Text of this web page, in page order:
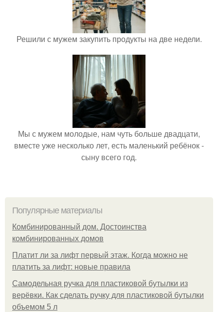
Решили с мужем закупить продукты на две недели.
Мы с мужем молодые, нам чуть больше двадцати,
вместе уже несколько лет, есть маленький ребёнок -
сыну всего год.
Популярные материалы
Комбинированный дом. Достоинства
комбинированных домов
Платит ли за лифт первый этаж. Когда можно не
платить за лифт: новые правила
Самодельная ручка для пластиковой бутылки из
верёвки. Как сделать ручку для пластиковой бутылки
объемом 5 л